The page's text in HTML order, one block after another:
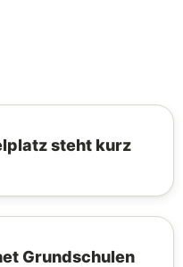
steht kurz
Grundschulen